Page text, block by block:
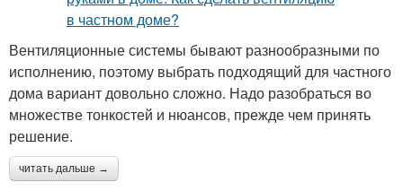
Вентиляционные системы бывают разнообразными по
исполнению, поэтому выбрать подходящий для частного
дома вариант довольно сложно. Надо разобраться во
множестве тонкостей и нюансов, прежде чем принять
решение.
читать дальше →